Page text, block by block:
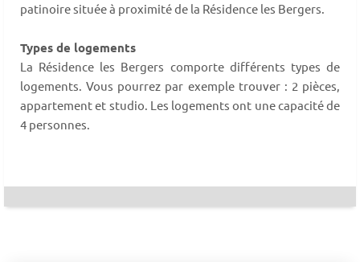
patinoire située à proximité de la Résidence les Bergers.
Types de logements
La Résidence les Bergers comporte différents types de
logements. Vous pourrez par exemple trouver : 2 pièces,
appartement et studio. Les logements ont une capacité de
4 personnes.